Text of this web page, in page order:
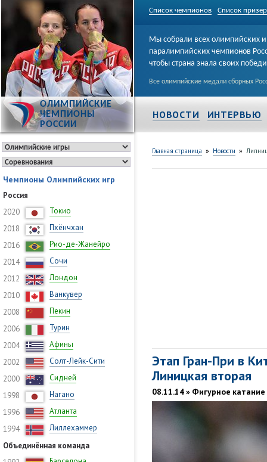
Список чемпионов Список
ОЛИМПИЙСКИЕ
ЧЕМПИОНЫ
РОССИИ
Мы собрали всех олимпийских и
паралимпийских чемпионов
чтобы страна знала своих
Все олимпийские медали сборных
НОВОСТИ ИНТЕРВЬЮ
Чемпионы Олимпийских игр
Россия
2020
Токио
2018
Пхёнчхан
2016
Рио-де-Жанейро
2014
Сочи
2012
Лондон
2010
Ванкувер
2008
Пекин
2006
Турин
2004
Афины
2002
Солт-Лейк-Сити
2000
Сидней
1998
Нагано
1996
Атланта
1994
Лиллехаммер
Объединённая команда
Главная страница » Новости »
Этап Гран-При в
Линицкая вторая
08.11.14 » Фигурное катание